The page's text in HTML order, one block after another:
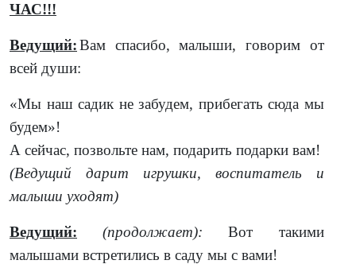
ЧАС!!!
Ведущий:Вам спасибо, малыши, говорим от
всей души:
«Мы наш садик не забудем, прибегать сюда мы
будем»!
А сейчас, позвольте нам, подарить подарки вам!
(Ведущий дарит игрушки, воспитатель и
малыши уходят)
Ведущий: (продолжает): Вот такими
малышами встретились в саду мы с вами!